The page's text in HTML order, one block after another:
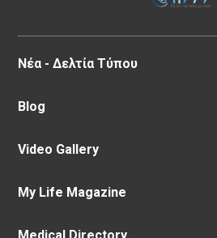
Νέα - Δελτία Τύπου
Blog
Video Gallery
My Life Magazine